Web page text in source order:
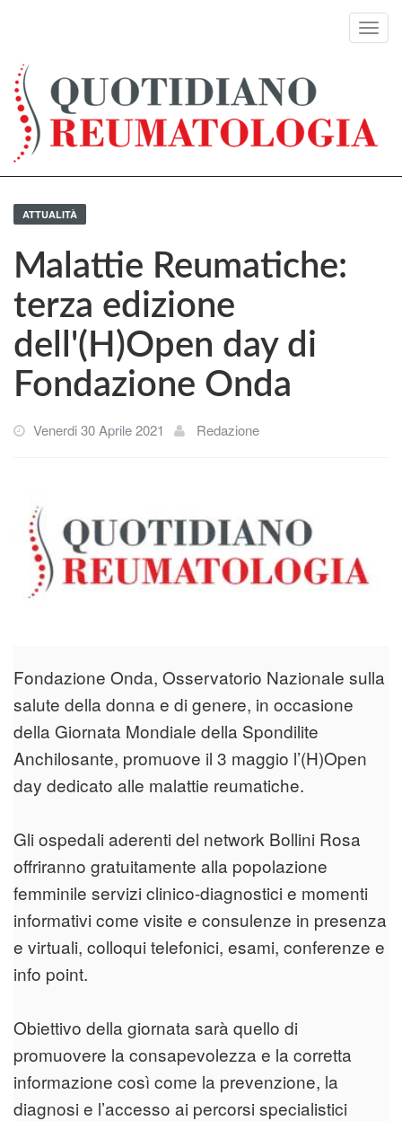
ATTUALITÀ
Malattie Reumatiche:
terza edizione
dell'(H)Open day di
Fondazione Onda
Venerdi 30 Aprile 2021 Redazione
Fondazione Onda, Osservatorio Nazionale sulla
salute della donna e di genere, in occasione
della Giornata Mondiale della Spondilite
Anchilosante, promuove il 3 maggio l’(H)Open
day dedicato alle malattie reumatiche.
Gli ospedali aderenti del network Bollini Rosa
offriranno gratuitamente alla popolazione
femminile servizi clinico-diagnostici e momenti
informativi come visite e consulenze in presenza
e virtuali, colloqui telefonici, esami, conferenze e
info point.
Obiettivo della giornata sarà quello di
promuovere la consapevolezza e la corretta
informazione così come la prevenzione, la
diagnosi e l’accesso ai percorsi specialistici